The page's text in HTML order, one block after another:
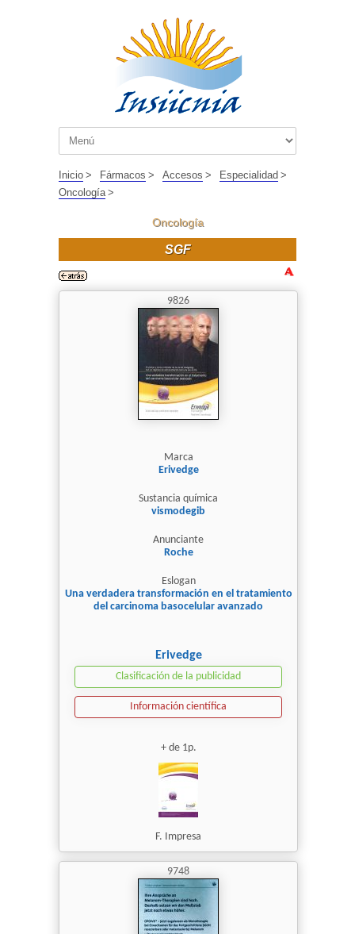
Inicio > Fármacos > Accesos > Especialidad >
Oncología >
Oncología
SGF
9826
Marca
Erivedge
Sustancia química
vismodegib
Anunciante
Roche
Eslogan
Una verdadera transformación en el tratamiento
del carcinoma basocelular avanzado
Erivedge
Clasificación de la publicidad
Información científica
+ de 1p.
F. Impresa
9748